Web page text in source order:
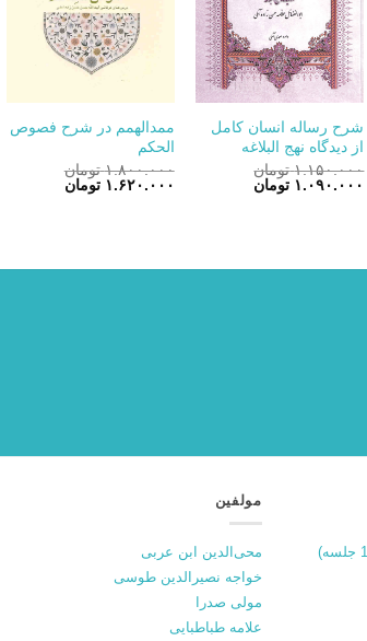
+
شرح رساله انسان کامل
از دیدگاه نهج البلاغه
۱.۱۵۰.۰۰۰ تومان
قیمت
۱.۰۹۰.۰۰۰ تومانقیمت
ممدالهمم در شرح فصوص
الحکم
۱.۸۰۰.۰۰۰ تومان
قیمت
۱.۶۲۰.۰۰۰ تومان
مولفین
محی‌الدین ابن عربی
خواجه نصیرالدین طوسی
مولی صدرا
علامه طباطبایی